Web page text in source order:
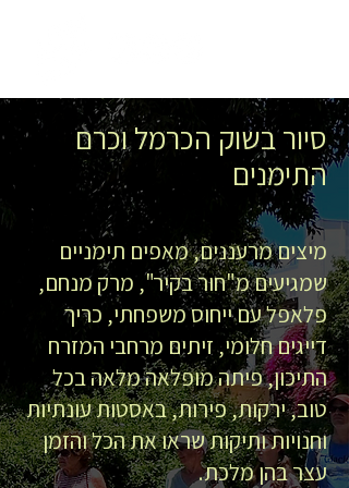
סיור בשוק הכרמל וכרם
התימנים
מיצים מרעננים, מאפים תימניים
שמגיעים מ"חור בקיר", מרק מנחם,
פלאפל עם ייחוס משפחתי, כריך
דייגים חלומי, זיתים מרחבי המזרח
התיכון, פיתה מופלאה מלאה בכל
טוב, ירקות, פירות, באסטות עונתיות
וחנויות ותיקות שראו את הכל והזמן
עצר בהן מלכת.